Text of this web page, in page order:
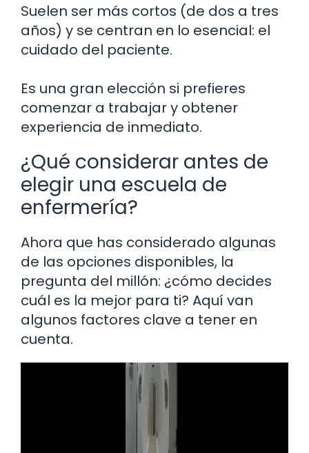
Suelen ser más cortos (de dos a tres
años) y se centran en lo esencial: el
cuidado del paciente.
Es una gran elección si prefieres
comenzar a trabajar y obtener
experiencia de inmediato.
¿Qué considerar antes de
elegir una escuela de
enfermería?
Ahora que has considerado algunas
de las opciones disponibles, la
pregunta del millón: ¿cómo decides
cuál es la mejor para ti? Aquí van
algunos factores clave a tener en
cuenta.